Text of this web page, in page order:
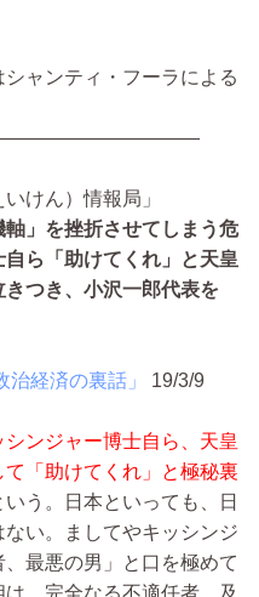
ャンティ・フーラによる
けん）情報局」
」を挫折させてしまう危
ら「助けてくれ」と天皇
つき、小沢一郎代表を
経済の裏話」
19/3/9
シンジャー博士自ら、天皇
「助けてくれ」と極秘裏
いう。日本といっても、日
い。ましてやキッシンジ
最悪の男」と口を極めて